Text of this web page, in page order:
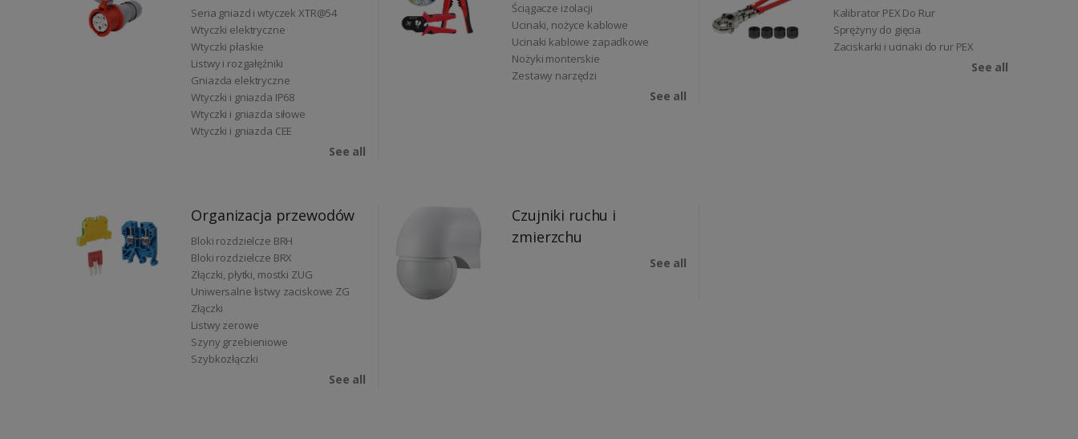
Seria gniazd i wtyczek XTR@54
Wtyczki elektryczne
Wtyczki płaskie
Listwy i rozgałęźniki
Gniazda elektryczne
Wtyczki i gniazda IP68
Wtyczki i gniazda siłowe
Wtyczki i gniazda CEE
See all
Ściągacze izolacji
Ucinaki, nożyce kablowe
Ucinaki kablowe zapadkowe
Nożyki monterskie
Zestawy narzędzi
See all
Kalibrator PEX Do Rur
Sprężyny do gięcia
Zaciskarki i ucinaki do rur PEX
See all
Organizacja przewodów
Bloki rozdzielcze BRH
Bloki rozdzielcze BRX
Złączki, płytki, mostki ZUG
Uniwersalne listwy zaciskowe ZG
Złączki
Listwy zerowe
Szyny grzebieniowe
Szybkozłączki
See all
Czujniki ruchu i
zmierzchu
See all